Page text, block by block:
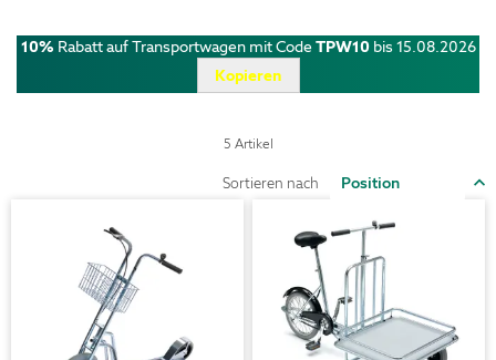
10% Rabatt auf Transportwagen mit CodeTPW10bis 15.08.2026
Kopieren
5 Artikel
Sortieren nach
In